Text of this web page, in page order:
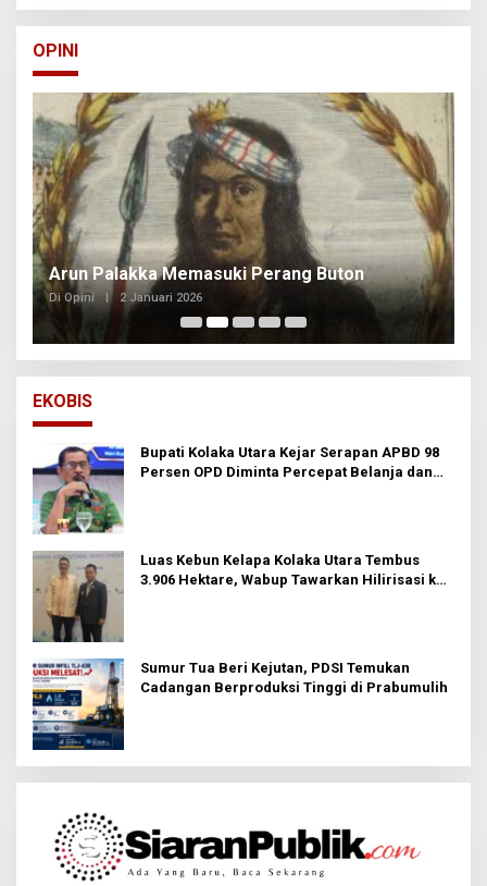
OPINI
Arun Palakka Memasuki Perang Buton
Di Opini | 2 Januari 2026
EKOBIS
Bupati Kolaka Utara Kejar Serapan APBD 98
Persen OPD Diminta Percepat Belanja dan
Luas Kebun Kelapa Kolaka Utara Tembus
3.906 Hektare, Wabup Tawarkan Hilirisasi ke
Sumur Tua Beri Kejutan, PDSI Temukan
Cadangan Berproduksi Tinggi di Prabumulih